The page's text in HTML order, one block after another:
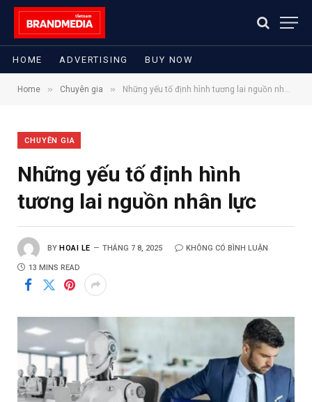
HOME ADVERTISING BUY NOW
Home » Chuyên gia » Những yếu tố định hình tương lai nguồn nhân lực
CHUYÊN GIA
Những yếu tố định hình
tương lai nguồn nhân lực
BY HOAI LE THÁNG 7 8, 2025 KHÔNG CÓ BÌNH LUẬN
13 MINS READ